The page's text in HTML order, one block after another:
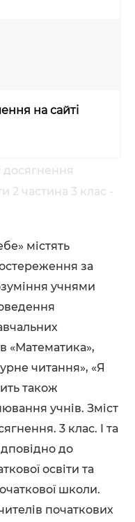
на сайті
досягнення
2 частина 3 клас -
містять
за
учнями
«Математика»,
читання», «Я
також
учнів. Зміст
3 клас. I та
до
освіти та
школи.
початкових